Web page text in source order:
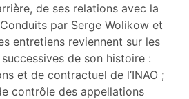
de ses relations avec la
par Serge Wolikow et
entretiens reviennent sur les
de son histoire :
et de contractuel de l’INAO ;
contrôle des appellations